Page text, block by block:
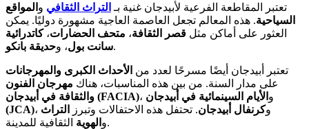
تعتبر المقاطعة الفرعية لأبيدجان غنية بـ التراث الثقافي و المواقع
السياحية. هذه المعالم تجعل العاصمة العاجية مشهورة دوليًا. يمكن
العثور على أماكن مثل قصر الثقافة، متحف الحضارات،كاتدرائية
سانت بول، وحديقة بانكو .
تعتبر أبيدجان أيضًا مسرحًا لعدد من الأحداث الكبرى والمهرجانات
على مدار السنة. من بين هذه المناسبات، هناك مهرجان الفنون
والثقافة في أبيدجان (FACIA)
، و الأيام السينمائية في أبيدجان
(JCA)
، وكرنفال أبيدجان. تحتفل هذه الاحتفالات وتبرز
التراث
و الهوية الثقافية للمدينة.